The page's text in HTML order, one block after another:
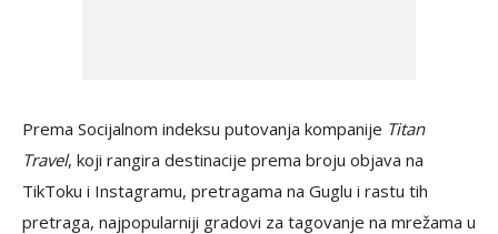
Prema Socijalnom indeksu putovanja kompanije Titan
Travel, koji rangira destinacije prema broju objava na
TikToku i Instagramu, pretragama na Guglu i rastu tih
pretraga, najpopularniji gradovi za tagovanje na mrežama u